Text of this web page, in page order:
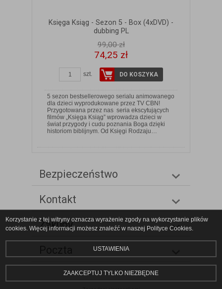
Księga Ksiąg - Sezon 5 - Box (4xDVD) -
dubbing PL
99,00 zł
74,25 zł
szt. DO KOSZYKA
5 sezon bestsellerowego serialu animowanego
dla dzieci wyprodukowane przez TV CBN!
Przygotowana przez nas seria ekscytujących
ﬁlmów „Księga Ksiąg” wprowadza dzieci w
świat przygody i cudu poznania Boga dzięki
historiom biblijnym. Od Księgi Rodzaju…
Bezpieczeństwo
Kontakt
Zakupy
Korzystanie z tej witryny oznacza wyrażenie zgody na wykorzystanie plików
cookies. Więcej informacji możesz znaleźć w naszej Polityce Cookies.
USTAWIENIA
ZAAKCEPTUJ TYLKO NIEZBĘDNE